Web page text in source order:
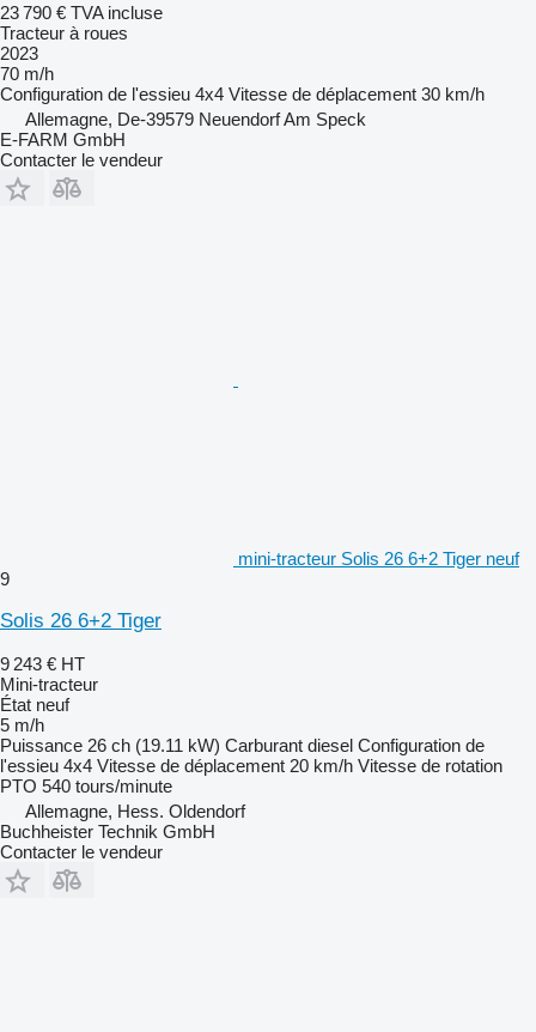
23 790 € TVA incluse
Tracteur à roues
2023
70 m/h
Configuration de l'essieu 4x4 Vitesse de déplacement 30 km/h
Allemagne, De-39579 Neuendorf Am Speck
E-FARM GmbH
Contacter le vendeur
mini-tracteur Solis 26 6+2 Tiger neuf
9
Solis 26 6+2 Tiger
9 243 € HT
Mini-tracteur
État neuf
5 m/h
Puissance 26 ch (19.11 kW) Carburant diesel Configuration de
l'essieu 4x4 Vitesse de déplacement 20 km/h Vitesse de rotation
PTO 540 tours/minute
Allemagne, Hess. Oldendorf
Buchheister Technik GmbH
Contacter le vendeur